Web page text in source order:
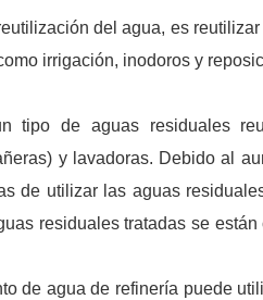
del agua, es
irrigación, inodoros y
tipo de aguas residuales
y lavadoras. Debido al
de utilizar las aguas
residuales tratadas se
de agua de refinería puede